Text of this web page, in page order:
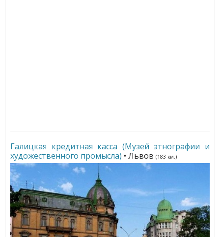
Галицкая кредитная касса (Музей этнографии и
художественного промысла) • Львов (183 км.)